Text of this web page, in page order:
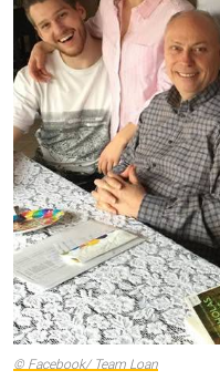
© Facebook/ Team Loan